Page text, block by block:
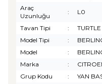
Araç
Uzunluğu
: L0
Tavan Tipi :
TURTLE
Model Tipi
:
Model
:
Marka
:
Grup Kodu
:
YAN